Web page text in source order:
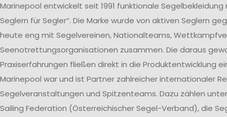
Marinepool entwickelt seit 1991 funktionale Segelbekleidung
Seglern für Segler“. Die Marke wurde von aktiven Seglern
heute eng mit Segelvereinen, Nationalteams,
Seenotrettungsorganisationen zusammen. Die daraus
Praxiserfahrungen fließen direkt in die Produktentwicklung
Marinepool war und ist Partner zahlreicher internationaler
Segelveranstaltungen und Spitzenteams. Dazu zählen
Sailing Federation (Österreichischer Segel-Verband), die